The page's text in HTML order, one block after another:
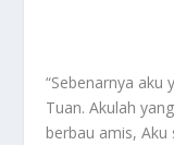
“Sebenarnya
Tuan. Akulah
berbau amis,